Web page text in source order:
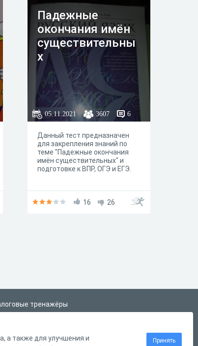
Падежные
окончания имён
существительны
х
05.11.2021 3607 6
Данный тест предназначен
для закрепления знаний по
теме "Падежные окончания
имён существительных" и
подготовке к ВПР, ОГЭ и ЕГЭ.
16 26
тренажёры
Дистанционного Обучения
а также для улучшения и
Принять